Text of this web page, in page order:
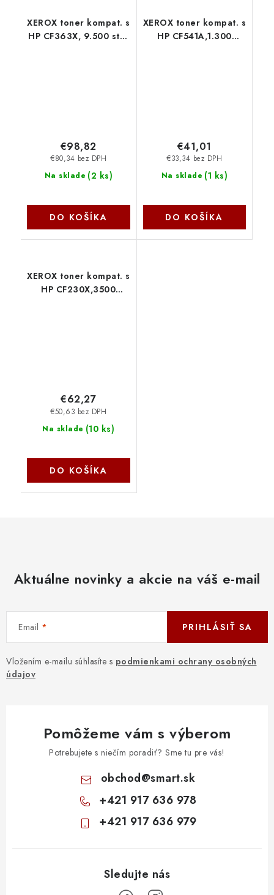
XEROX toner kompat. s
HP CF363X, 9.500 str.,
Na sklade (2 ks)
€80,34 bez DPH
€98,82
DO KOŠÍKA
XEROX toner kompat. s
HP CF541A,1.300
Na sklade (1 ks)
€33,34 bez DPH
€41,01
DO KOŠÍKA
XEROX toner kompat. s
HP CF230X,3500
Na sklade (10 ks)
€50,63 bez DPH
€62,27
DO KOŠÍKA
Aktuálne novinky a akcie na váš e-mail
Email
Vložením e-mailu súhlasíte s podmienkami ochrany osobných
údajov
PRIHLÁSIŤ SA
Pomôžeme vám s výberom
Potrebujete s niečím poradiť? Sme tu pre vás!
obchod@smart.sk
+421 917 636 978
+421 917 636 979